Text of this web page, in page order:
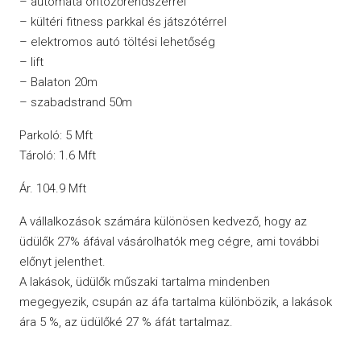
– kültéri fitness parkkal és játszótérrel
– elektromos autó töltési lehetőség
– lift
– Balaton 20m
– szabadstrand 50m
Parkoló: 5 Mft
Tároló: 1.6 Mft
Ár. 104.9 Mft
A vállalkozások számára különösen kedvező, hogy az
üdülők 27% áfával vásárolhatók meg cégre, ami további
előnyt jelenthet.
A lakások, üdülők műszaki tartalma mindenben
megegyezik, csupán az áfa tartalma különbözik, a lakások
ára 5 %, az üdülőké 27 % áfát tartalmaz.